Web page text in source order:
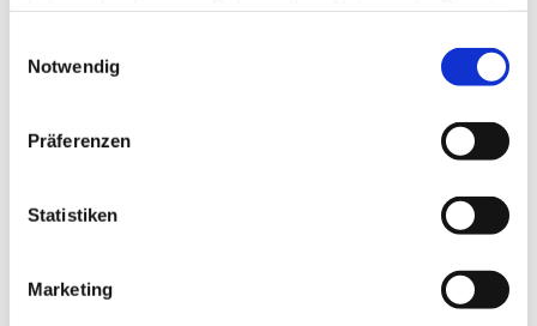
Notwendig
Präferenzen
Statistiken
Marketing